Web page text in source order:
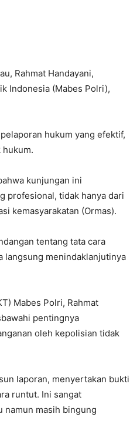
Rahmat Handayani,
Indonesia (Mabes Polri),
hukum yang efektif,
hukum.
kunjungan ini
profesional, tidak hanya dari
kemasyarakatan (Ormas).
tentang tata cara
langsung menindaklanjutinya
Mabes Polri, Rahmat
pentingnya
oleh kepolisian tidak
laporan, menyertakan bukti
runtut. Ini sangat
namun masih bingung